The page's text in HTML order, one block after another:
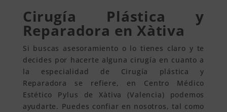
Cirugía Plástica y
Reparadora en Xàtiva
Si buscas asesoramiento o lo tienes claro y te
decides por hacerte alguna cirugía en cuanto a
la especialidad de Cirugía plástica y
Reparadora se refiere, en Centro Médico
Estético Pylus de Xàtiva (Valencia) podemos
ayudarte. Puedes confiar en nosotros, tal como